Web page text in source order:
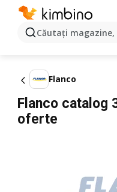
Căutaţi
Flanco
Flanco catalog
oferte